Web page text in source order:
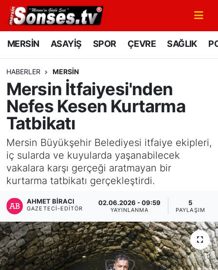
MERSİN ASAYİŞ SPOR ÇEVRE SAĞLIK
HABERLER MERSİN
Mersin İtfaiyesi'nden
Nefes Kesen Kurtarma
Tatbikatı
Mersin Büyükşehir Belediyesi itfaiye ekipleri,
iç sularda ve kuyularda yaşanabilecek
vakalara karşı gerçeği aratmayan bir
kurtarma tatbikatı gerçekleştirdi.
AHMET BIRACI
GAZETECI-EDITÖR
02.06.2026 - 09:59
YAYINLANMA
5
PAYLAŞIM
MERSİN
SPOR
GÜNÜN MANŞETİ
DÜNYA
KÜLTÜR - SANAT
MAGAZİN
SAĞLIK
Siyaset
YEREL HABER
Mersin Nöbetçi Eczaneler
Mersin Namaz Vakitleri
Mersin Trafik Yoğunluk Haritası
Süper Lig Puan Durumu ve Fikstür
Tüm Manşetler
Son Dakika Haberleri
Haber Arşivi